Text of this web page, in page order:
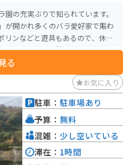
の充実ぶりで知られています。
が開かれ多くのバラ愛好家で賑わ
リンなどと遊具もあるので、休日
レストランや休憩施設も完備され
る
お気に入り
駐車： 駐車場あり
予算： 無料
混雑： 少し空いている
滞在： 1時間